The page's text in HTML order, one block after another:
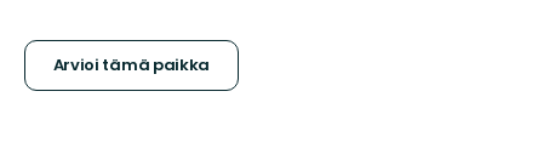
Arvioi tämä paikka